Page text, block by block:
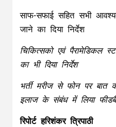
साफ-सफाई सहित सभी
जाने का दिया निर्देश
चिकित्सको एवं पैरामेडिकल
का भी दिया निर्देश
भर्ती मरीज से फोन पर बात
इलाज के संबंध में लिया
रिपोर्ट हरिशंकर त्रिपाठी